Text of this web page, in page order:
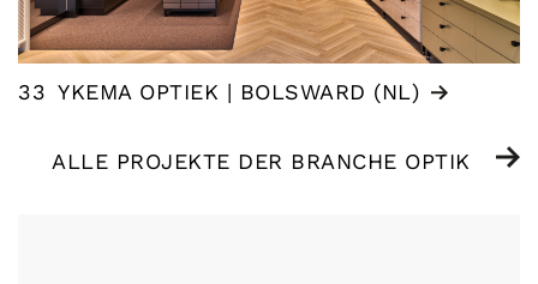
33 YKEMA OPTIEK | BOLSWARD (NL)
ALLE PROJEKTE DER BRANCHE OPTIK